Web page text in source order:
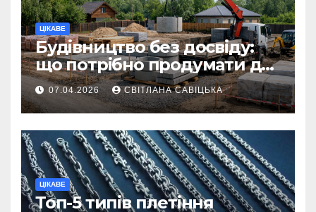
ЦІКАВЕ
Будівництво без досвіду:
що потрібно продумати до
першої доставки на
ділянку
07.04.2026 СВІТЛАНА САВІЦЬКА
ЦІКАВЕ
Топ-5 типів плетіння